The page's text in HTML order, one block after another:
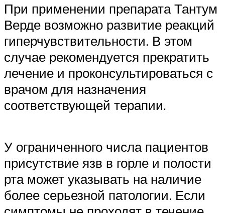
При применении препарата Тантум
Верде возможно развитие реакций
гиперчувствительности. В этом
случае рекомендуется прекратить
лечение и проконсультироваться с
врачом для назначения
соответствующей терапии.
У ограниченного числа пациентов
присутствие язв в горле и полости
рта может указывать на наличие
более серьезной патологии. Если